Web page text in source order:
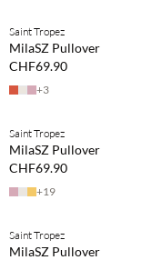
NEUHEITEN
Saint Tropez
MilaSZ Pullover
CHF69.90
+3
NEUHEITEN
Saint Tropez
MilaSZ Pullover
CHF69.90
+19
NEUHEITEN
Saint Tropez
MilaSZ Pullover